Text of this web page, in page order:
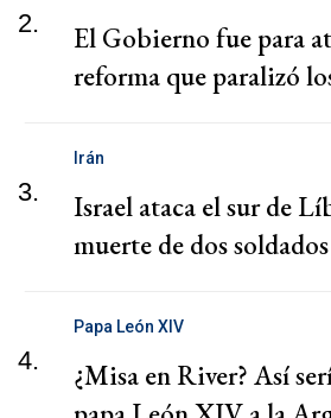
2.
El Gobierno fue para
reforma que paralizó
3.
Irán
Israel ataca el sur de
muerte de dos soldados
4.
Papa León XIV
¿Misa en River? Así